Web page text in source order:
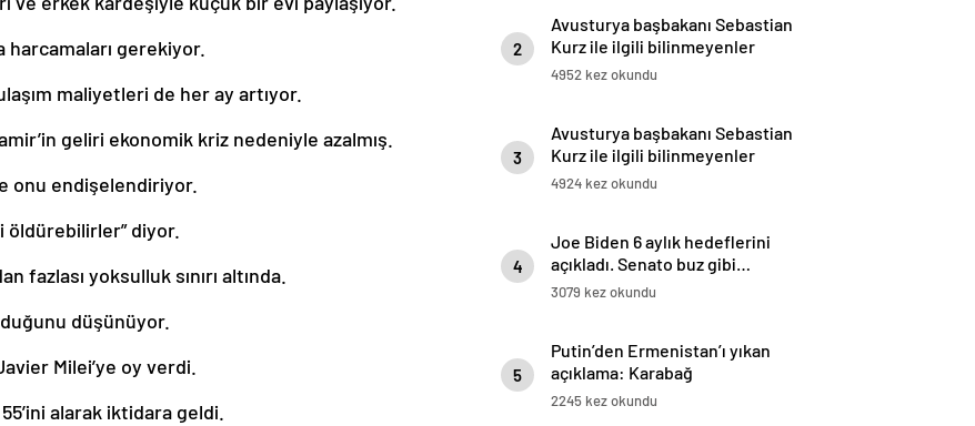
gerekiyor.
maliyetleri de her ay artıyor.
geliri ekonomik kriz nedeniyle azalmış.
onu endişelendiriyor.
öldürebilirler” diyor.
fazlası yoksulluk sınırı altında.
düşünüyor.
Milei’ye oy verdi.
alarak iktidara geldi.
2
Avusturya başbakanı Sebastian
Kurz ile ilgili bilinmeyenler
4952 kez okundu
3
Avusturya başbakanı Sebastian
Kurz ile ilgili bilinmeyenler
4924 kez okundu
4
Joe Biden 6 aylık hedeflerini
açıkladı. Senato buz gibi…
3079 kez okundu
5
Putin’den Ermenistan’ı yıkan
açıklama: Karabağ
Azerbaycan’ın ayrılmaz bir
2245 kez okundu